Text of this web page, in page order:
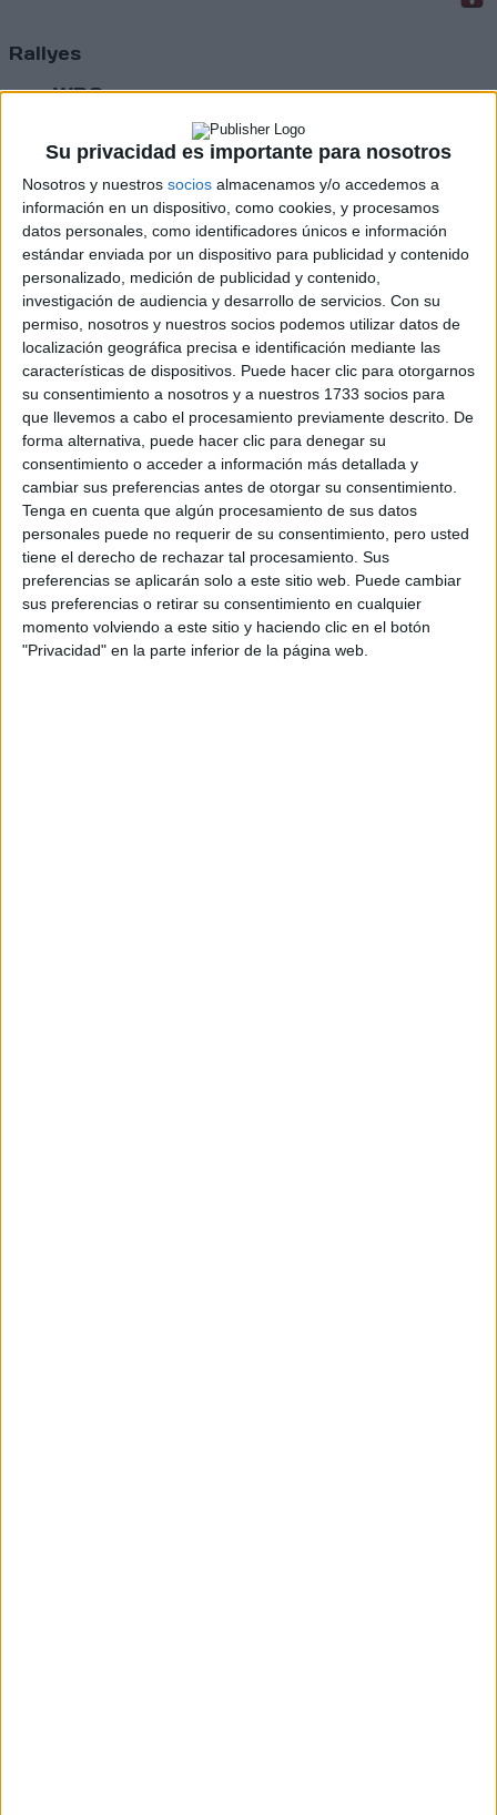
Su privacidad es importante para nosotros
Nosotros y nuestros socios almacenamos y/o accedemos a
información en un dispositivo, como cookies, y procesamos
datos personales, como identificadores únicos e información
estándar enviada por un dispositivo para publicidad y contenido
personalizado, medición de publicidad y contenido,
investigación de audiencia y desarrollo de servicios. Con su
permiso, nosotros y nuestros socios podemos utilizar datos de
localización geográfica precisa e identificación mediante las
características de dispositivos. Puede hacer clic para otorgarnos
su consentimiento a nosotros y a nuestros 1733 socios para
que llevemos a cabo el procesamiento previamente descrito. De
forma alternativa, puede hacer clic para denegar su
consentimiento o acceder a información más detallada y
cambiar sus preferencias antes de otorgar su consentimiento.
Tenga en cuenta que algún procesamiento de sus datos
personales puede no requerir de su consentimiento, pero usted
tiene el derecho de rechazar tal procesamiento. Sus
preferencias se aplicarán solo a este sitio web. Puede cambiar
sus preferencias o retirar su consentimiento en cualquier
momento volviendo a este sitio y haciendo clic en el botón
"Privacidad" en la parte inferior de la página web.
Rallyes
WRC
CERA
CERT
Internacionales
Campeonatos Autonómicos
Históricos
Dakar
RallyCross
Circuitos
F1
Fórmula E
F2 / F3 / F4
Resistencia
Indycar
Otros
Producto
Producto
Web pensada para poder ofrecer diferentes
productos propios y ajenos para que los
aficionados los puedan adquirir